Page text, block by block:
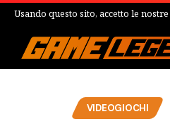
Usando questo sito, accetto le nostre
VIDEOGIOCHI